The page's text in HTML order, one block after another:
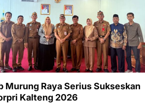
Murung Raya Serius Sukseskan
Kalteng 2026